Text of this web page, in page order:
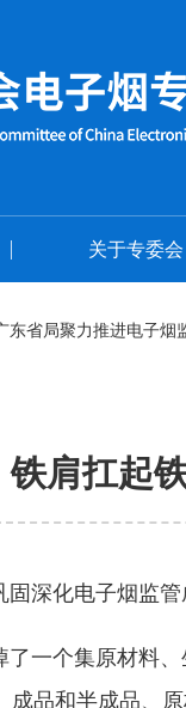
关于专委会
东省局聚力推进电子烟
铁肩扛起
固深化电子烟监
一个集原材料
品和半成品、